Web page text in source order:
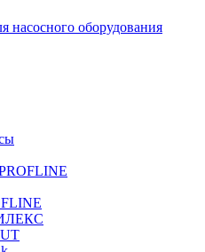
насосного оборудования